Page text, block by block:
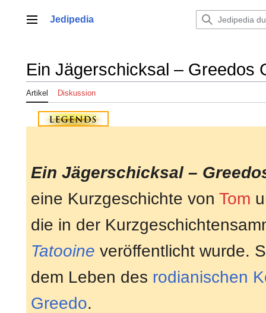
springenHauptmenü
Jedipedia
Ein Jägerschicksal – Greedos
Artikel Diskussion
Ein Jägerschicksal –
eine Kurzgeschichte von Tom
die in der
Tatooine veröffentlicht wurde.
dem Leben des rodianischen
Greedo.